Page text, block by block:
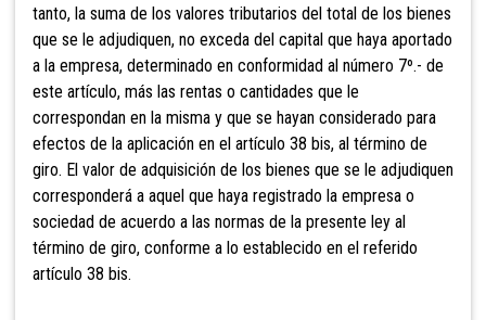
tanto, la suma de los valores tributarios del total de los bienes
que se le adjudiquen, no exceda del capital que haya aportado
a la empresa, determinado en conformidad al número 7º.- de
este artículo, más las rentas o cantidades que le
correspondan en la misma y que se hayan considerado para
efectos de la aplicación en el artículo 38 bis, al término de
giro. El valor de adquisición de los bienes que se le adjudiquen
corresponderá a aquel que haya registrado la empresa o
sociedad de acuerdo a las normas de la presente ley al
término de giro, conforme a lo establecido en el referido
artículo 38 bis.